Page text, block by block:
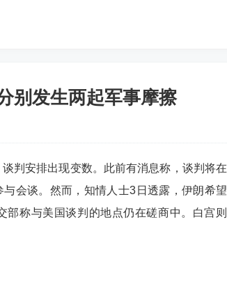
别发生两起军事摩擦
判安排出现变数。此前有消息称，谈判将在
会谈。然而，知情人士3日透露，伊朗希望
称与美国谈判的地点仍在磋商中。白宫则